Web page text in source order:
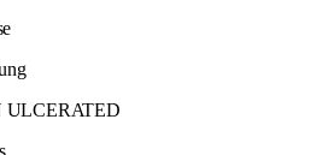
ULCERATED